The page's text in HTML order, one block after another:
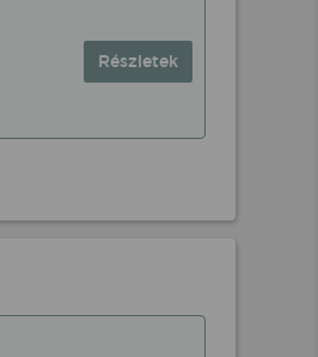
Részletek